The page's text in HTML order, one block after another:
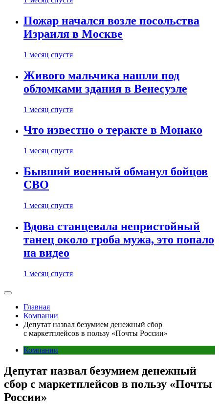
Пожар начался возле посольства
Израиля в Москве
1 месяц спустя
Живого мальчика нашли под
обломками здания в Венесуэле
1 месяц спустя
Что известно о теракте в Монако
1 месяц спустя
Бывший военный обманул бойцов
СВО
1 месяц спустя
Вдова станцевала непристойный
танец около гроба мужа, это попало
на видео
1 месяц спустя
Главная
Компании
Депутат назвал безумием денежный сбор
с маркетплейсов в пользу «Почты России»
Компании
Депутат назвал безумием денежный
сбор с маркетплейсов в пользу «Почты
России»